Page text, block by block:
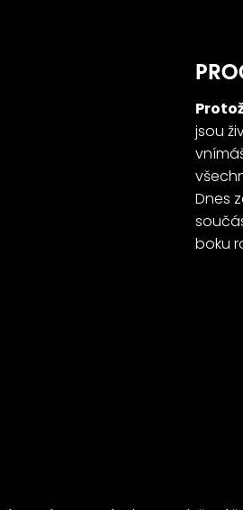
jsou
Dnes
boku